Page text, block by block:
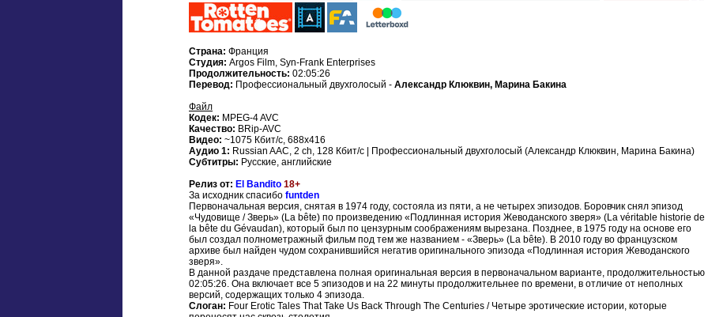
Страна: Франция
Студия: Argos Film, Syn-Frank Enterprises
Продолжительность: 02:05:26
Перевод: Профессиональный двухголосый - Александр Клюквин, Марина Бакина
Файл
Кодек: MPEG-4 AVC
Качество: BRip-AVC
Видео: ~1075 Кбит/с, 688x416
Аудио 1: Russian AАC, 2 ch, 128 Кбит/с | Профессиональный двухголосый (Александр Клюквин, Марина Бакина)
Субтитры: Русские, английские
Релиз от: El Bandito 18+
За исходник спасибо funtden
Первоначальная версия, снятая в 1974 году, состояла из пяти, а не четырех эпизодов. Боровчик снял эпизод
«Чудовище / Зверь» (La bête) по произведению «Подлинная история Жеводанского зверя» (La véritable historie de
la bête du Gévaudan), который был по цензурным соображениям вырезана. Позднее, в 1975 году на основе его
был создал полнометражный фильм под тем же названием - «Зверь» (La bête). В 2010 году во французском
архиве был найден чудом сохранившийся негатив оригинального эпизода «Подлинная история Жеводанского
зверя».
В данной раздаче представлена полная оригинальная версия в первоначальном варианте, продолжительностью
02:05:26. Она включает все 5 эпизодов и на 22 минуты продолжительнее по времени, в отличие от неполных
версий, содержащих только 4 эпизода.
Слоган: Four Erotic Tales That Take Us Back Through The Centuries / Четыре эротические истории, которые